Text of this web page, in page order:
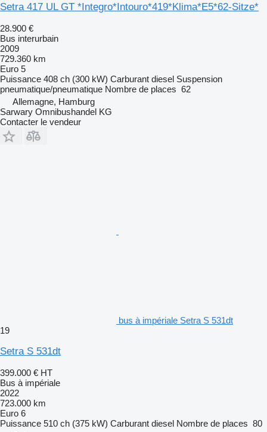
Setra 417 UL GT *Integro*Intouro*419*Klima*E5*62-Sitze*
28.900 €
Bus interurbain
2009
729.360 km
Euro 5
Puissance 408 ch (300 kW) Carburant diesel Suspension
pneumatique/pneumatique Nombre de places 62
Allemagne, Hamburg
Sarwary Omnibushandel KG
Contacter le vendeur
bus à impériale Setra S 531dt
19
Setra S 531dt
399.000 € HT
Bus à impériale
2022
723.000 km
Euro 6
Puissance 510 ch (375 kW) Carburant diesel Nombre de places 80